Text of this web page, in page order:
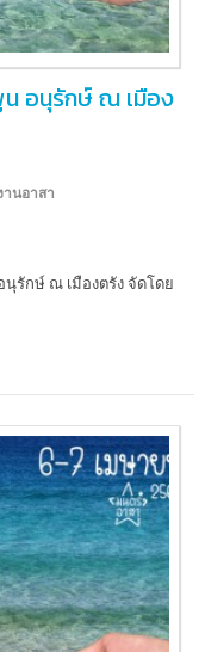
น อนุรักษ์ ณ เมือง
านอาสา
รักษ์ ณ เมืองตรัง จัดโดย